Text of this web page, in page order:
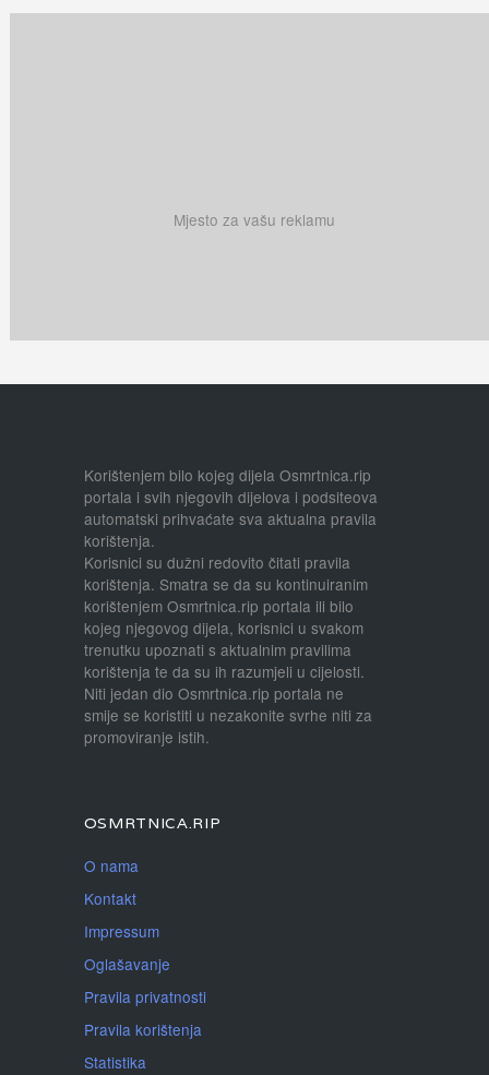
Mjesto za vašu reklamu
Korištenjem bilo kojeg dijela Osmrtnica.rip
portala i svih njegovih dijelova i podsiteova
automatski prihvaćate sva aktualna pravila
korištenja.
Korisnici su dužni redovito čitati pravila
korištenja. Smatra se da su kontinuiranim
korištenjem Osmrtnica.rip portala ili bilo
kojeg njegovog dijela, korisnici u svakom
trenutku upoznati s aktualnim pravilima
korištenja te da su ih razumjeli u cijelosti.
Niti jedan dio Osmrtnica.rip portala ne
smije se koristiti u nezakonite svrhe niti za
promoviranje istih.
OSMRTNICA.RIP
O nama
Kontakt
Impressum
Oglašavanje
Pravila privatnosti
Pravila korištenja
Statistika